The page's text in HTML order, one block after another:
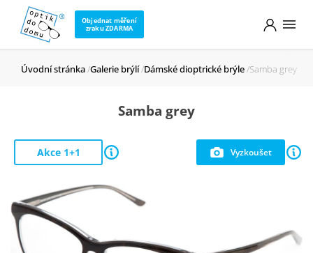
Objednat měření
zraku ZDARMA
Úvodní stránka Galerie brýlí Dámské dioptrické brýle Samba grey
Samba grey
Vyzkoušet
Akce 1+1